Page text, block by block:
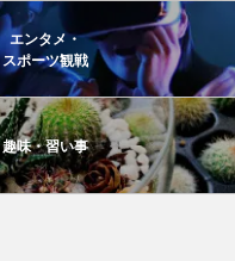
エンタメ・
スポーツ観戦
趣味・習い事